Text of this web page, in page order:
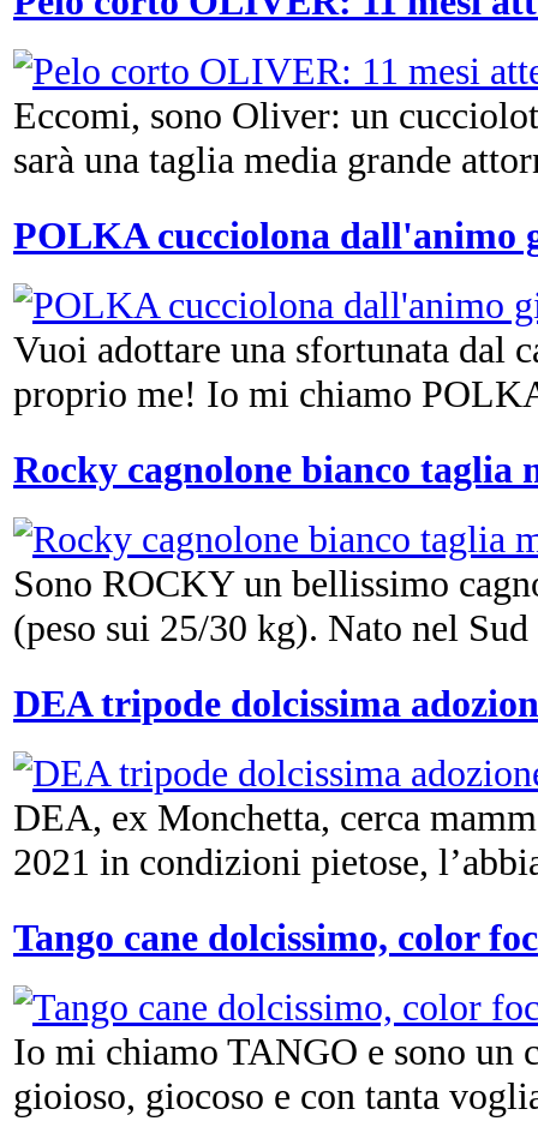
Eccomi, sono Oliver: un
sarà una taglia media grande
POLKA cucciolona dall'animo
Vuoi adottare una sfortunata dal
proprio me! Io mi chiamo
Rocky cagnolone bianco taglia
Sono ROCKY un bellissimo
(peso sui 25/30 kg). Nato nel
DEA tripode dolcissima
DEA, ex Monchetta, cerca
2021 in condizioni pietose,
Tango cane dolcissimo, color
Io mi chiamo TANGO e sono un
gioioso, giocoso e con tanta